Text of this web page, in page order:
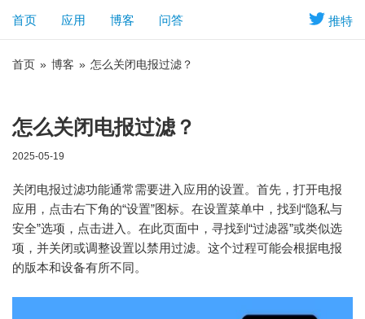
推特
首页 应用 博客 问答
首页 » 博客 » 怎么关闭电报过滤？
怎么关闭电报过滤？
2025-05-19
关闭电报过滤功能通常需要进入应用的设置。首先，打开电报
应用，点击右下角的“设置”图标。在设置菜单中，找到“隐私与
安全”选项，点击进入。在此页面中，寻找到“过滤器”或类似选
项，并关闭或调整设置以禁用过滤。这个过程可能会根据电报
的版本和设备有所不同。